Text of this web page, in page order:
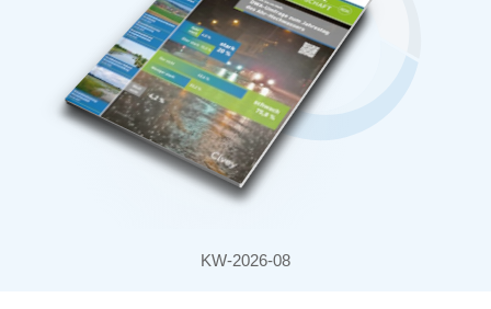
KW-2026-08